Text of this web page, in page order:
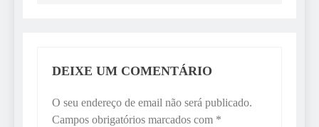
DEIXE UM COMENTÁRIO
O seu endereço de email não será publicado.
Campos obrigatórios marcados com *